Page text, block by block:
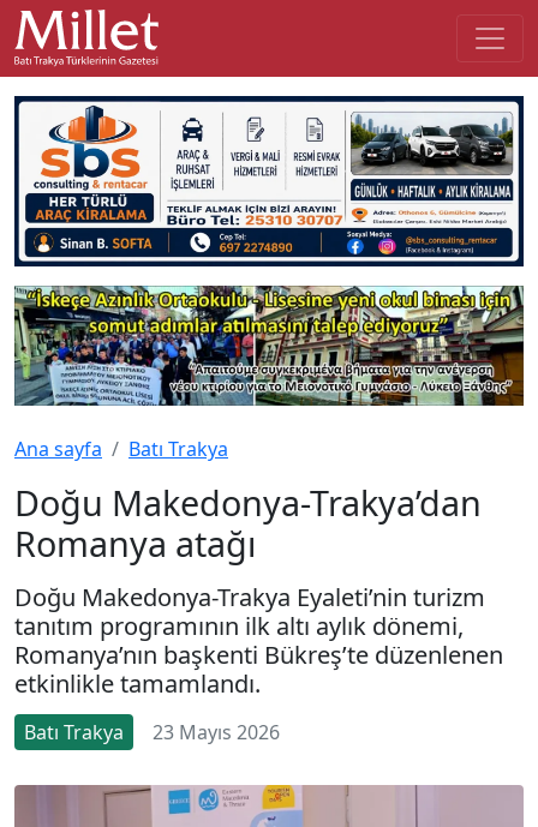
Ana sayfa Batı Trakya
Doğu Makedonya-Trakya’dan
Romanya atağı
Doğu Makedonya-Trakya Eyaleti’nin turizm
tanıtım programının ilk altı aylık dönemi,
Romanya’nın başkenti Bükreş’te düzenlenen
etkinlikle tamamlandı.
Batı Trakya 23 Mayıs 2026